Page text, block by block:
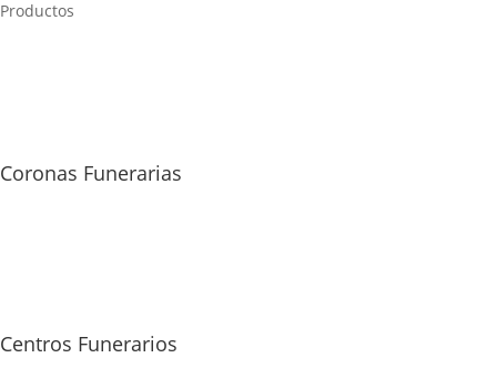
Productos
Coronas Funerarias
Centros Funerarios